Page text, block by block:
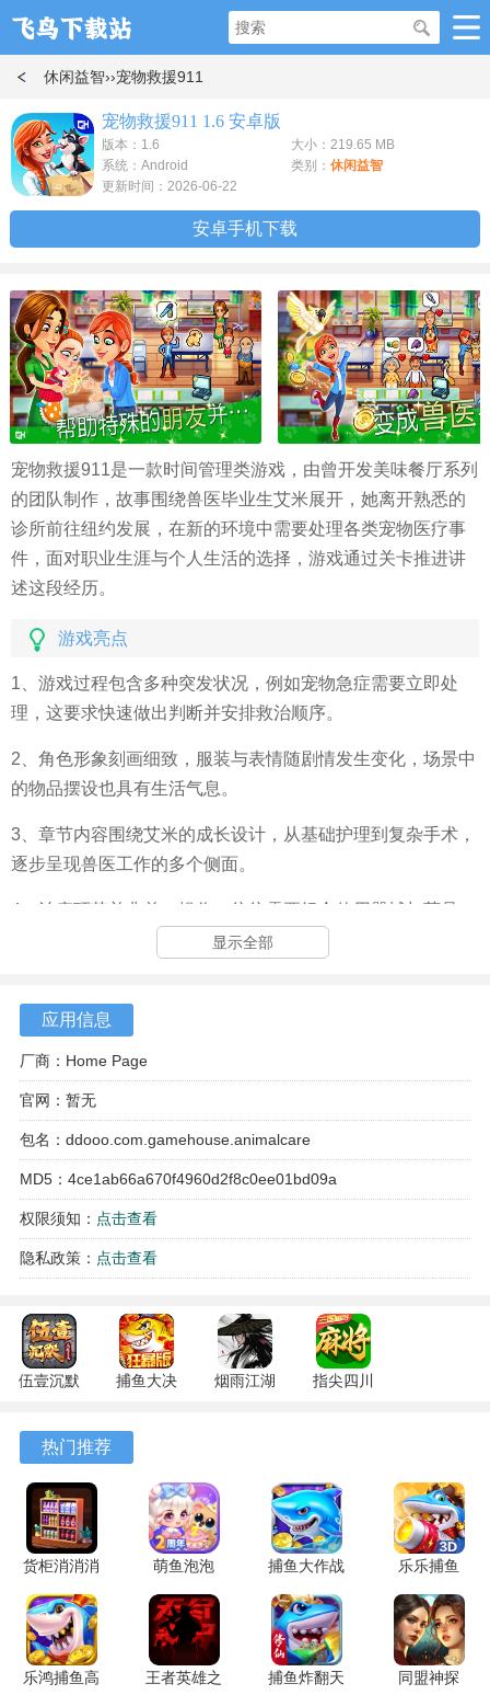
休闲益智››宠物救援911
宠物救援911 1.6 安卓版
版本：1.6
大小：219.65 MB
系统：Android
类别： 休闲益智
更新时间：2026-06-22
安卓手机下载
宠物救援911是一款时间管理类游戏，由曾开发美味餐厅系列
的团队制作，故事围绕兽医毕业生艾米展开，她离开熟悉的
诊所前往纽约发展，在新的环境中需要处理各类宠物医疗事
件，面对职业生涯与个人生活的选择，游戏通过关卡推进讲
述这段经历。
游戏亮点
1、游戏过程包含多种突发状况，例如宠物急症需要立即处
理，这要求快速做出判断并安排救治顺序。
2、角色形象刻画细致，服装与表情随剧情发生变化，场景中
的物品摆设也具有生活气息。
3、章节内容围绕艾米的成长设计，从基础护理到复杂手术，
逐步呈现兽医工作的多个侧面。
4、治疗环节并非单一操作，往往需要组合使用器械与药品，
并观察宠物的实时反应调整步骤。
游戏特色
1、剧情包含六个主要部分，叙事节奏舒缓，跟随艾米适应新
城市的过程展开。
2、诊所运营是核心环节，总计有数十个故事关卡，另设有关
3、救治动物时会出现多种互动形式，总计有十余种不同的迷
你游戏对应各类治疗。
4、完成关卡目标可以获得资源，用于改善诊所的设施与外
观，并解锁与故事相关的收藏物品。
游戏优势
1、任务指令清晰，物品使用逻辑符合常识，例如清洁工具用
显示全部
应用信息
厂商：Home Page
官网：暂无
包名：ddooo.com.gamehouse.animalcare
MD5：4ce1ab66a670f4960d2f8c0ee01bd09a
权限须知： 点击查看
隐私政策： 点击查看
伍壹沉默
安卓版
捕鱼大决
122.7.291
烟雨江湖
指尖四川
热门推荐
货柜消消消
1.0.2 安卓
版
萌鱼泡泡
3.4.1.6 安
卓版
捕鱼大作战
1.5112 手
机版
乐乐捕鱼
9.2 安卓版
乐鸿捕鱼高
王者英雄之
捕鱼炸翻天
同盟神探